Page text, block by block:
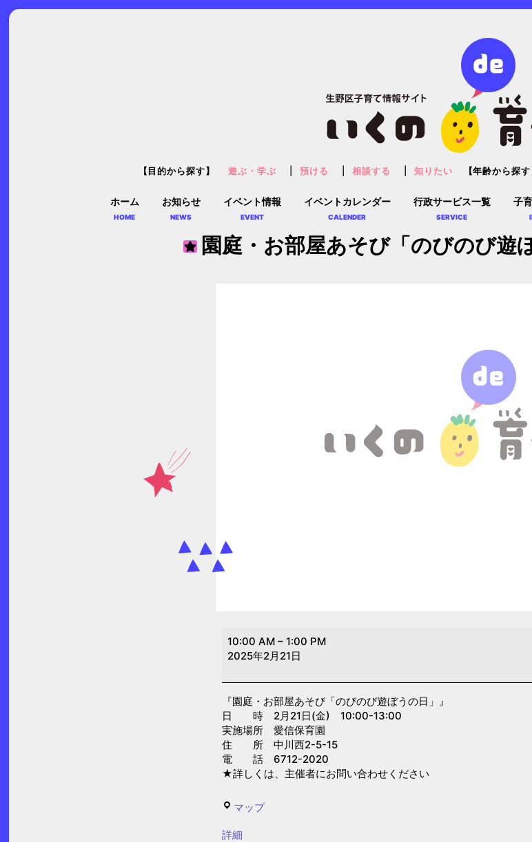
ホーム
HOME
お知らせ
NEWS
イベント情報
EVENT
イベントカレンダー
CALENDER
行政サービス一覧
SERVICE
子
【目的から探す】 遊ぶ・学ぶ 預ける 相談する 知りたい 【年齢から探す
園庭・お部屋あそび「のびのび遊
園
庭・
屋
あ
そ
び
「の
び
10:00 AM – 1:00 PM
2025年2月21日
『園庭・お部屋あそび「のびのび遊ぼうの日」』
日 時 2月21日(金) 10:00-13:00
実施場所 愛信保育園
住 所 中川西2-5-15
電 話 6712-2020
★詳しくは、主催者にお問い合わせください
マップ愛
{title}
詳細